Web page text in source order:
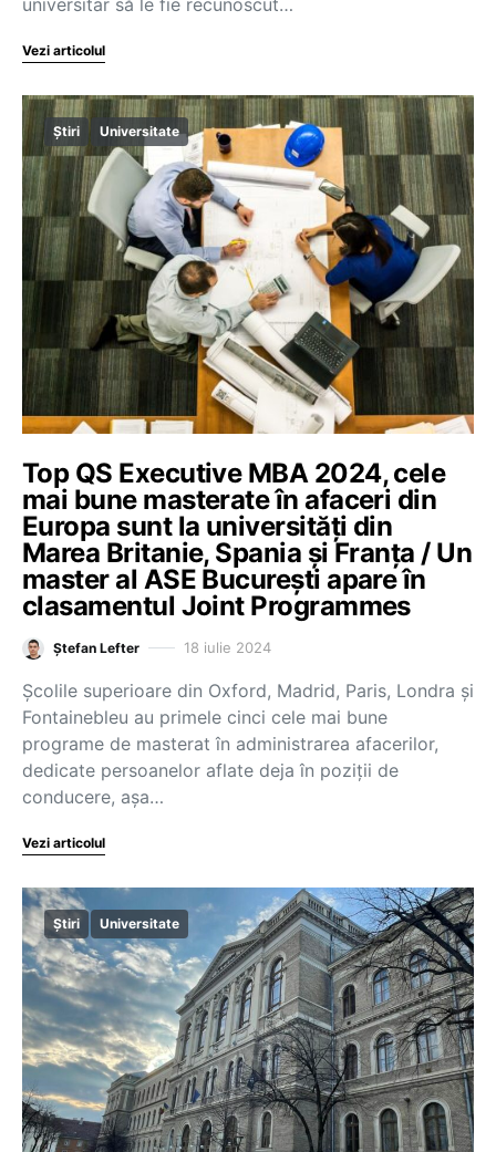
Vezi articolul
Știri Universitate
Top QS Executive MBA 2024, cele
mai bune masterate în afaceri din
Europa sunt la universități din
Marea Britanie, Spania și Franța / Un
master al ASE București apare în
clasamentul Joint Programmes
Ștefan Lefter 18 iulie 2024
Școlile superioare din Oxford, Madrid, Paris, Londra și
Fontainebleu au primele cinci cele mai bune
programe de masterat în administrarea afacerilor,
dedicate persoanelor aflate deja în poziții de
conducere, așa…
Vezi articolul
Știri Universitate